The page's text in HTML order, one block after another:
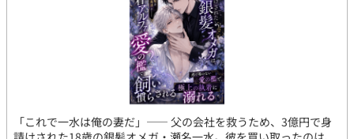
が続く。いろいろ距離がちかくなってきたある時、久しぶりにヒ
ート。三日間こもるんで来ないでください。この期間だけは一応
Ωなんで、と言ったオレに、一緒に居る、と、意味の分からない瑛
士さん。一応抑制剤はお互い打つけど、さすがにヒートは無理。
出てってと言ったら、一人でそんな辛そうにさせてたくない、
と。――ヒートを乗り越えてから関係が変わる。瑛士さん、なん
かやたら、距離が近くてあますぎて。そんな時、色んなツテで、
薬を作る夢の話が盛り上がってくる。Ωの対応や治験に向けて活
動を開始するようになる。夢に少しずつ近づくような。そんな
「これで一水は俺の妻だ」―― 父の会社を救うため、3億円で身